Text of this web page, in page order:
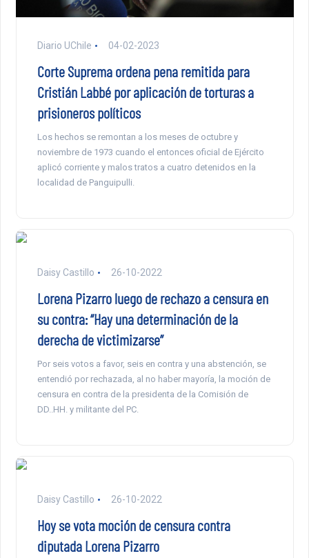
Diario UChile 04-02-2023
Corte Suprema ordena pena remitida para
Cristián Labbé por aplicación de torturas a
prisioneros políticos
Los hechos se remontan a los meses de octubre y
noviembre de 1973 cuando el entonces oficial de Ejército
aplicó corriente y malos tratos a cuatro detenidos en la
localidad de Panguipulli.
Daisy Castillo 26-10-2022
Lorena Pizarro luego de rechazo a censura en
su contra: “Hay una determinación de la
derecha de victimizarse”
Por seis votos a favor, seis en contra y una abstención, se
entendió por rechazada, al no haber mayoría, la moción de
censura en contra de la presidenta de la Comisión de
DD..HH. y militante del PC.
Daisy Castillo 26-10-2022
Hoy se vota moción de censura contra
diputada Lorena Pizarro